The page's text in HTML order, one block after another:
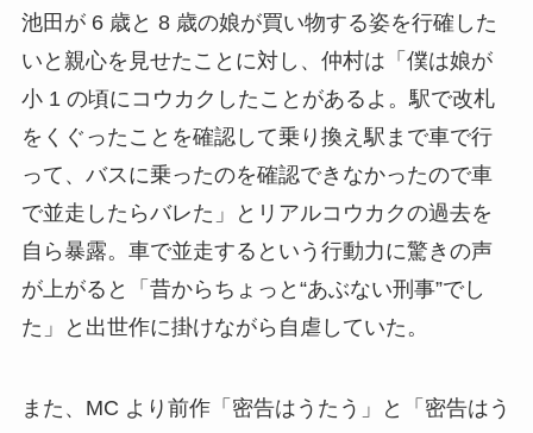
池田が 6 歳と 8 歳の娘が買い物する姿を行確した
いと親心を見せたことに対し、仲村は「僕は娘が
小 1 の頃にコウカクしたことがあるよ。駅で改札
をくぐったことを確認して乗り換え駅まで車で行
って、バスに乗ったのを確認できなかったので車
で並走したらバレた」とリアルコウカクの過去を
自ら暴露。車で並走するという行動力に驚きの声
が上がると「昔からちょっと“あぶない刑事”でし
た」と出世作に掛けながら自虐していた。
また、MC より前作「密告はうたう」と「密告はう